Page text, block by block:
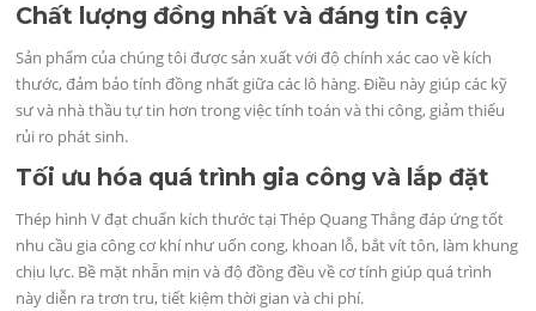
Chất lượng đồng nhất và đáng tin cậy
Sản phẩm của chúng tôi được sản xuất với độ chính xác cao về kích
thước, đảm bảo tính đồng nhất giữa các lô hàng. Điều này giúp các kỹ
sư và nhà thầu tự tin hơn trong việc tính toán và thi công, giảm thiểu
rủi ro phát sinh.
Tối ưu hóa quá trình gia công và lắp đặt
Thép hình V đạt chuẩn kích thước tại Thép Quang Thắng đáp ứng tốt
nhu cầu gia công cơ khí như uốn cong, khoan lỗ, bắt vít tôn, làm khung
chịu lực. Bề mặt nhẵn mịn và độ đồng đều về cơ tính giúp quá trình
này diễn ra trơn tru, tiết kiệm thời gian và chi phí.